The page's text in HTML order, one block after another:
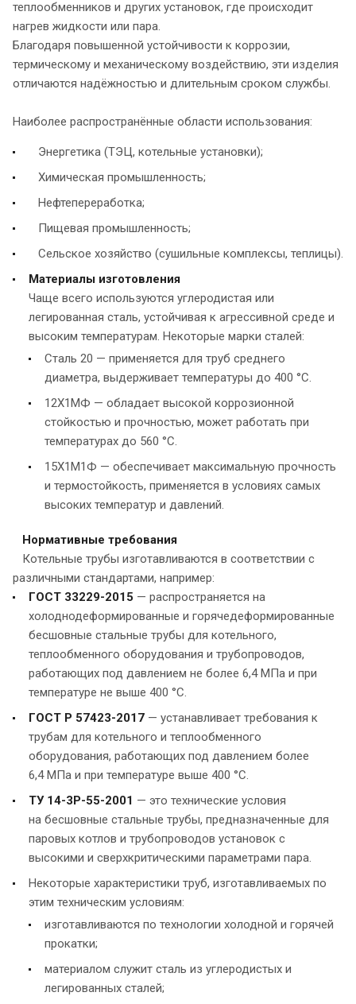
теплообменников и других установок, где происходит
нагрев жидкости или пара.
Благодаря повышенной устойчивости к коррозии,
термическому и механическому воздействию, эти изделия
отличаются надёжностью и длительным сроком службы.
Наиболее распространённые области использования:
Энергетика (ТЭЦ, котельные установки);
Химическая промышленность;
Нефтепереработка;
Пищевая промышленность;
Сельское хозяйство (сушильные комплексы, теплицы).
Материалы изготовления
Чаще всего используются углеродистая или
легированная сталь, устойчивая к агрессивной среде и
высоким температурам. Некоторые марки сталей:
Сталь 20 — применяется для труб среднего
диаметра, выдерживает температуры до 400 °C.
12Х1МФ — обладает высокой коррозионной
стойкостью и прочностью, может работать при
температурах до 560 °C.
15Х1М1Ф — обеспечивает максимальную прочность
и термостойкость, применяется в условиях самых
высоких температур и давлений.
Нормативные требования
Котельные трубы изготавливаются в соответствии с
различными стандартами, например:
ГОСТ 33229-2015 — распространяется на
холоднодеформированные и горячедеформированные
бесшовные стальные трубы для котельного,
теплообменного оборудования и трубопроводов,
работающих под давлением не более 6,4 МПа и при
температуре не выше 400 °C.
ГОСТ Р 57423-2017 — устанавливает требования к
трубам для котельного и теплообменного
оборудования, работающих под давлением более
6,4 МПа и при температуре выше 400 °C.
ТУ 14-3Р-55-2001 — это технические условия
на бесшовные стальные трубы, предназначенные для
паровых котлов и трубопроводов установок с
высокими и сверхкритическими параметрами пара.
Некоторые характеристики труб, изготавливаемых по
этим техническим условиям:
изготавливаются по технологии холодной и горячей
прокатки;
материалом служит сталь из углеродистых и
легированных сталей;